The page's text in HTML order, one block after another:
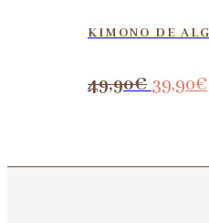
KIMONO DE
49,90€ 39,90€